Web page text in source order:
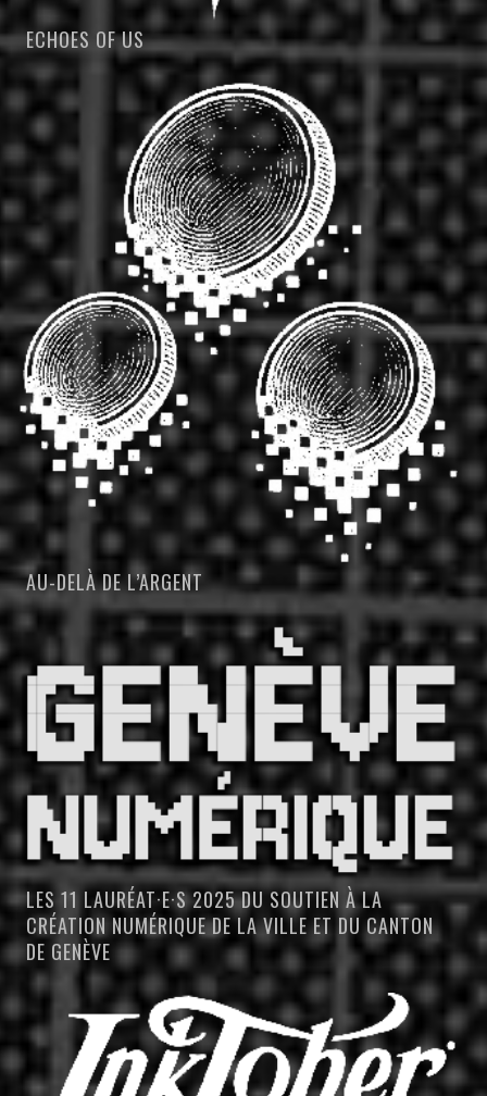
ECHOES OF US
AU-DELÀ DE L’ARGENT
LES 11 LAURÉAT·E·S 2025 DU SOUTIEN À LA
CRÉATION NUMÉRIQUE DE LA VILLE ET DU CANTON
DE GENÈVE